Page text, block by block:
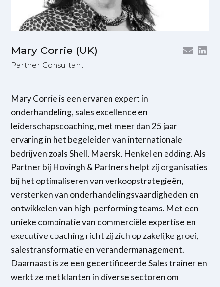
Mary Corrie (UK)
Partner Consultant
Mary Corrie is een ervaren expert in
onderhandeling, sales excellence en
leiderschapscoaching, met meer dan 25 jaar
ervaring in het begeleiden van internationale
bedrijven zoals Shell, Maersk, Henkel en edding. Als
Partner bij Hovingh & Partners helpt zij organisaties
bij het optimaliseren van verkoopstrategieën,
versterken van onderhandelingsvaardigheden en
ontwikkelen van high-performing teams. Met een
unieke combinatie van commerciële expertise en
executive coaching richt zij zich op zakelijke groei,
salestransformatie en verandermanagement.
Daarnaast is ze een gecertificeerde Sales trainer en
werkt ze met klanten in diverse sectoren om